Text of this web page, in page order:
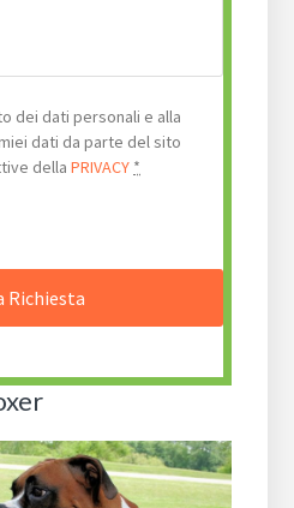
dei dati personali e alla
dati da parte del sito
dellaPRIVACY *